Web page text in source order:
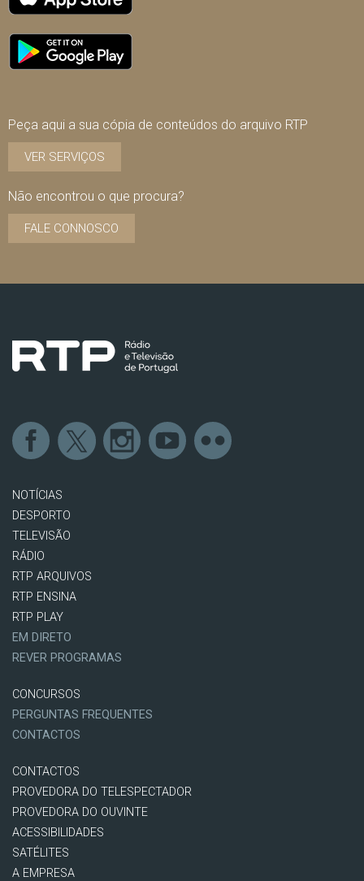
Peça aqui a sua cópia de conteúdos do arquivo RTP
VER SERVIÇOS
Não encontrou o que procura?
FALE CONNOSCO
NOTÍCIAS
DESPORTO
TELEVISÃO
RÁDIO
RTP ARQUIVOS
RTP ENSINA
RTP PLAY
EM DIRETO
REVER PROGRAMAS
CONCURSOS
PERGUNTAS FREQUENTES
CONTACTOS
CONTACTOS
PROVEDORA DO TELESPECTADOR
PROVEDORA DO OUVINTE
ACESSIBILIDADES
SATÉLITES
A EMPRESA